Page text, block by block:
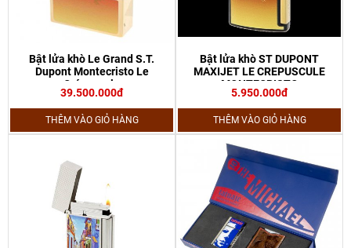
Bật lửa khò Le Grand S.T.
Dupont Montecristo Le
Crépuscule
39.500.000đ
THÊM VÀO GIỎ HÀNG
Bật lửa khò ST DUPONT
MAXIJET LE CREPUSCULE
MONTECRISTO
5.950.000đ
THÊM VÀO GIỎ HÀNG